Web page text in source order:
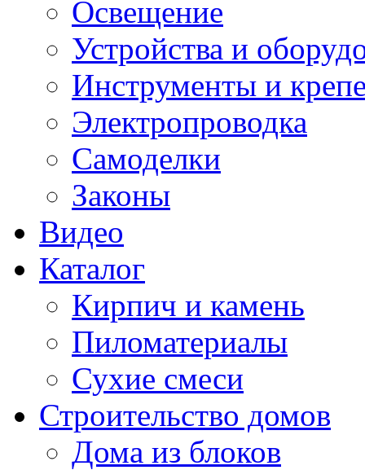
Освещение
Устройства и
Инструменты и
Электропроводка
Самоделки
Законы
Видео
Каталог
Кирпич и камень
Пиломатериалы
Сухие смеси
Строительство домов
Дома из блоков